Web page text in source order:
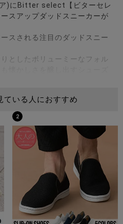
)にBitter select【ビターセレ
スアップダッドスニーカーが
スされる注目のダッドスニー
としたボリューミーなフォル
今っぽくコーデをまとめるな
。
により実際の商品と異なる場合
ています。
ル高さ4全長32.5幅(最短8/最
ている人におすすめ
2